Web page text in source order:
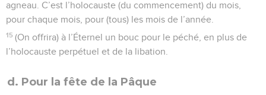
agneau. C’est l’holocauste (du commencement) du mois,
pour chaque mois, pour (tous) les mois de l’année.
15 (On offrira) à l’Éternel un bouc pour le péché, en plus de
l’holocauste perpétuel et de la libation.
d. Pour la fête de la Pâque